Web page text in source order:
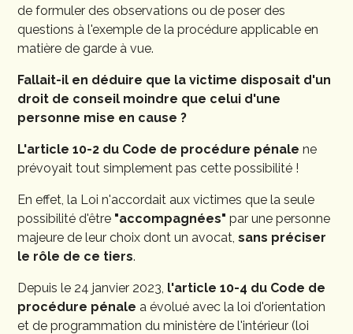
de formuler des observations ou de poser des
questions à l'exemple de la procédure applicable en
matière de garde à vue.
Fallait-il en déduire que la victime disposait d'un
droit de conseil moindre que celui d'une
personne mise en cause ?
L'article 10-2 du Code de procédure pénale ne
prévoyait tout simplement pas cette possibilité !
En effet, la Loi n'accordait aux victimes que la seule
possibilité d'être "accompagnées" par une personne
majeure de leur choix dont un avocat,sans préciser
le rôle de ce tiers.
Depuis le 24 janvier 2023, l'article 10-4 du Code de
procédure pénale a évolué avec la loi d'orientation
et de programmation du ministère de l'intérieur (loi